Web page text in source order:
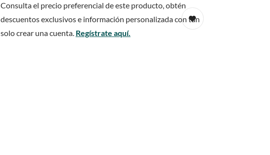
Consulta el precio preferencial de este producto, obtén
descuentos exclusivos e información personalizada con tan
solo crear una cuenta. Regístrate aquí.